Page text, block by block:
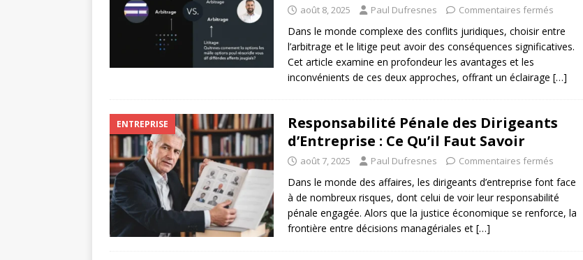
août 8, 2025 Paul Dufresnes Commentaires fermés
Dans le monde complexe des conflits juridiques, choisir entre
l’arbitrage et le litige peut avoir des conséquences significatives.
Cet article examine en profondeur les avantages et les
inconvénients de ces deux approches, offrant un éclairage […]
ENTREPRISE
Responsabilité Pénale des Dirigeants
d’Entreprise : Ce Qu’il Faut Savoir
août 7, 2025 Paul Dufresnes Commentaires fermés
Dans le monde des affaires, les dirigeants d’entreprise font face
à de nombreux risques, dont celui de voir leur responsabilité
pénale engagée. Alors que la justice économique se renforce, la
frontière entre décisions managériales et […]